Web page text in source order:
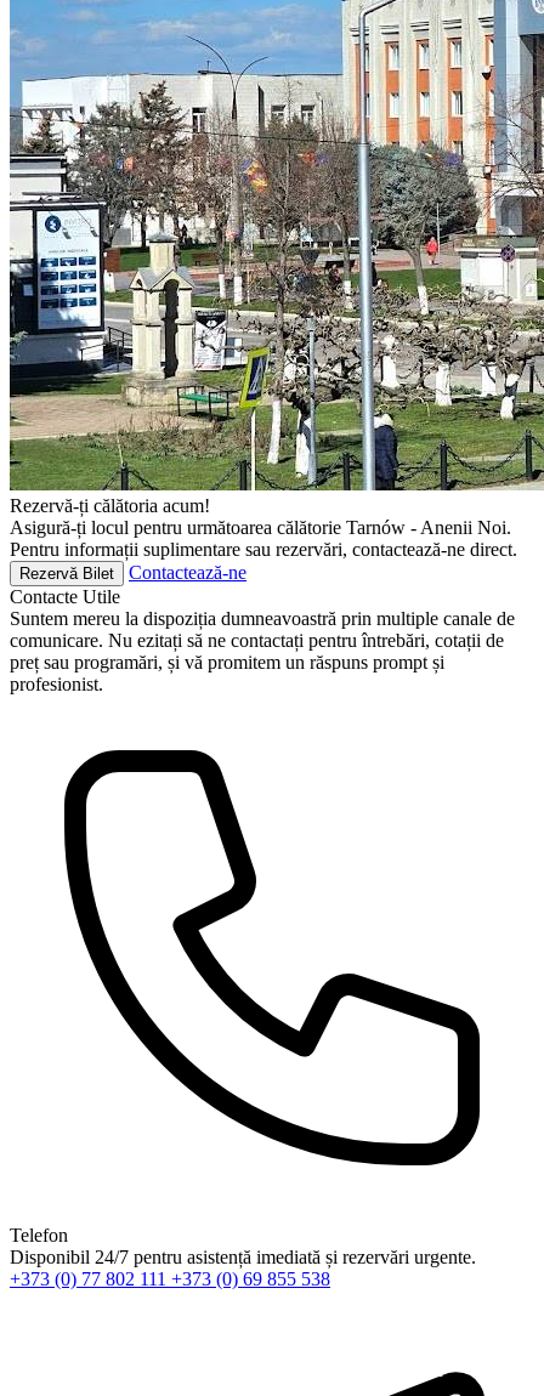
Rezervă-ți călătoria acum!
Asigură-ți locul pentru următoarea călătorie Tarnów - Anenii Noi.
Pentru informații suplimentare sau rezervări, contactează-ne direct.
Rezervă Bilet
Contactează-ne
Contacte Utile
Suntem mereu la dispoziția dumneavoastră prin multiple canale de
comunicare. Nu ezitați să ne contactați pentru întrebări, cotații de
preț sau programări, și vă promitem un răspuns prompt și
profesionist.
Telefon
Disponibil 24/7 pentru asistență imediată și rezervări urgente.
+373 (0) 77 802 111 +373 (0) 69 855 538